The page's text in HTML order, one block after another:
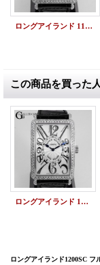
ロングアイランド 1150SC アフターダイヤ
この商品を買った
ロングアイランド 1150SC アフターダイヤ
ロングアイランド1200SC